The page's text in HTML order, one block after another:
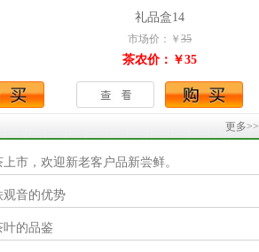
礼品盒14
市场价：￥ 35
茶农价：￥35
更多>>
市，欢迎新老客户品新尝鲜。
观音的优势
叶的品鉴